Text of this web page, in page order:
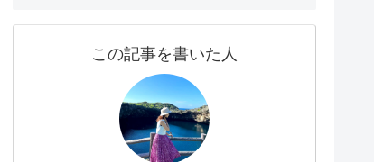
この記事を書いた人